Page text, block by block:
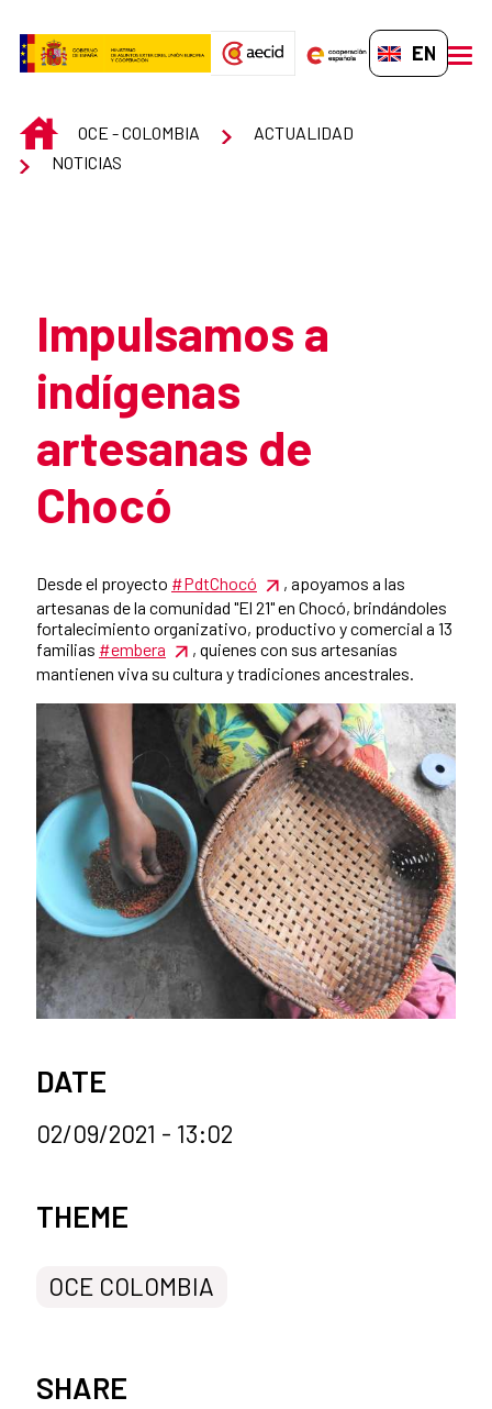
EN-GB
INICIOOCE - COLOMBIA
ACTUALIDAD
NOTICIAS
Impulsamos a
indígenas
artesanas de
Chocó
Desde el proyecto #PdtChocó
, apoyamos a las
artesanas de la comunidad "El 21" en Chocó, brindándoles
fortalecimiento organizativo, productivo y comercial a 13
familias #embera
, quienes con sus artesanías
mantienen viva su cultura y tradiciones ancestrales.
DATE
02/09/2021 - 13:02
News categories
THEME
OCE COLOMBIA
SHARE